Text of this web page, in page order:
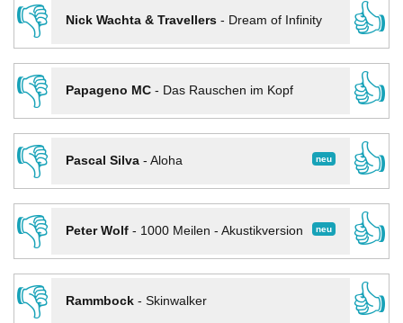
👎
Nick Wachta & Travellers- Dream of Infinity
👍
👎
Papageno MC- Das Rauschen im Kopf
👍
👎
neu
Pascal Silva- Aloha
👍
👎
neu
Peter Wolf- 1000 Meilen - Akustikversion
👍
👎
Rammbock- Skinwalker
👍